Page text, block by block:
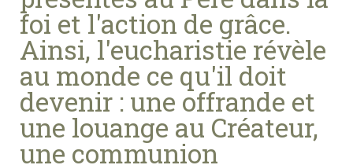
foi et l'action de grâce.
Ainsi, l'eucharistie révèle
au monde ce qu'il doit
devenir : une offrande et
une louange au Créateur,
une communion